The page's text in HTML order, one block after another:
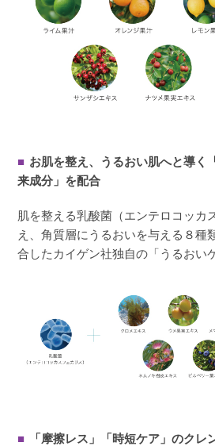
■ お肌を整え、うるおい肌へと導く
来成分」を配合
肌を整える乳酸菌（エンテロコッカ
え、角質層にうるおいを与える８種
合したカイゲン社独自の「うるおい
■
「摩擦レス」「時短ケア」のクレ